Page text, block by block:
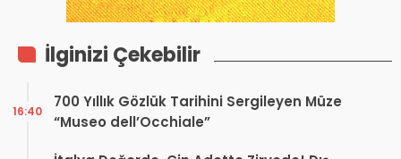
İlginizi Çekebilir
700 Yıllık Gözlük Tarihini Sergileyen Müze
“Museo dell’Occhiale”
16:40